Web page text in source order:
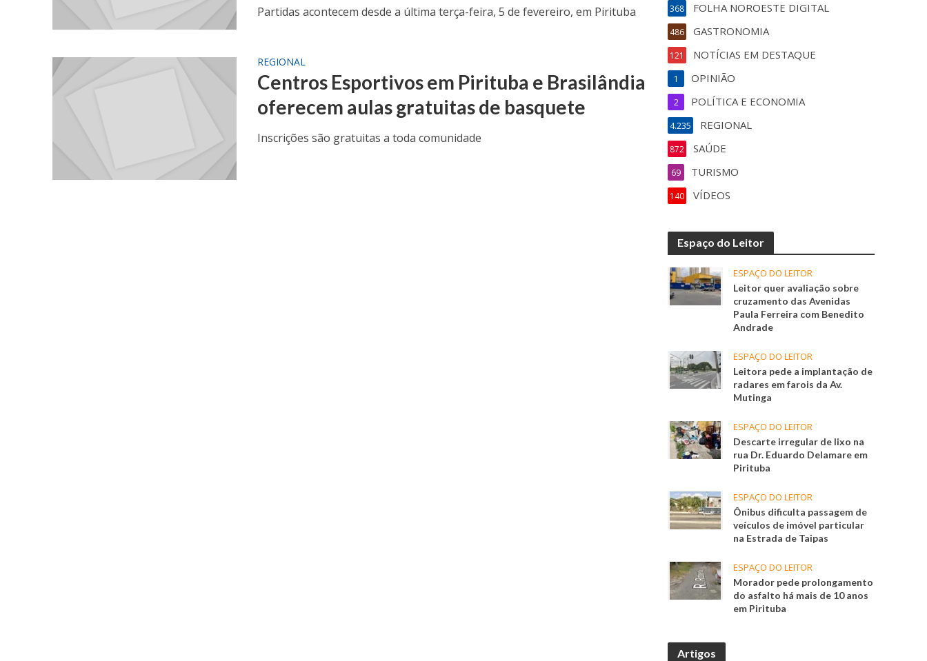
Partidas acontecem desde a última terça-feira, 5 de fevereiro, em Pirituba
REGIONAL
Centros Esportivos em Pirituba e Brasilândia
oferecem aulas gratuitas de basquete
Inscrições são gratuitas a toda comunidade
FOLHA NOROESTE DIGITAL
368
GASTRONOMIA
486
NOTÍCIAS EM DESTAQUE
121
OPINIÃO
1
POLÍTICA E ECONOMIA
2
REGIONAL
4.235
SAÚDE
872
TURISMO
69
VÍDEOS
140
Espaço do Leitor
ESPAÇO DO LEITOR
Leitor quer avaliação sobre
cruzamento das Avenidas
Paula Ferreira com Benedito
Andrade
ESPAÇO DO LEITOR
Leitora pede a implantação de
radares em farois da Av.
Mutinga
ESPAÇO DO LEITOR
Descarte irregular de lixo na
rua Dr. Eduardo Delamare em
Pirituba
ESPAÇO DO LEITOR
Ônibus dificulta passagem de
veículos de imóvel particular
na Estrada de Taipas
ESPAÇO DO LEITOR
Morador pede prolongamento
do asfalto há mais de 10 anos
em Pirituba
Artigos